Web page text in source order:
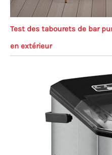
Test des tabourets de bar
en extérieur